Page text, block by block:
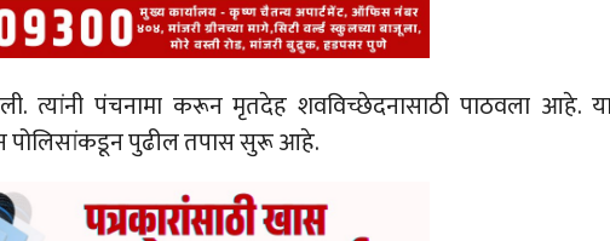
त्यांनी पंचनामा करून मृतदेह शवविच्छेदनासाठी पाठवला आहे.
पोलिसांकडून पुढील तपास सुरू आहे.